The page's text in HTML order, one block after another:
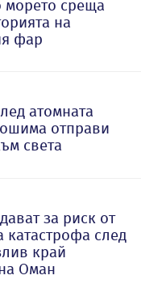
морето среща
на
фар
атомната
отправи
света
за риск от
катастрофа след
край
Оман